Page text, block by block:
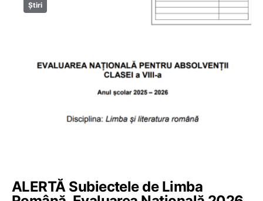
Știri
ALERTĂ Subiectele de Limba